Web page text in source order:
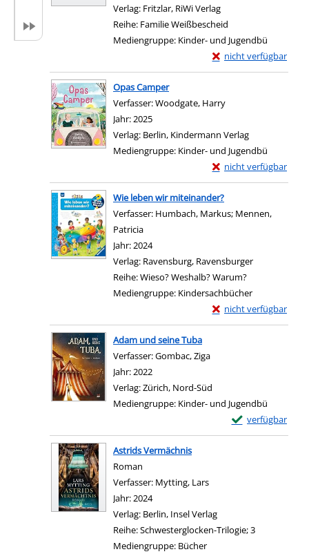
Verlag: Fritzlar, RiWi Verlag
Reihe: Familie Weißbescheid
Mediengruppe: Kinder- und Jugendbü
nicht verfügbar
Exemplar-Details von
Zum Download von
Opas Camper
Verfasser:Woodgate, Harry
Jahr:2025
Verlag: Berlin, Kindermann Verlag
Mediengruppe: Kinder- und Jugendbü
nicht verfügbar
Exemplar-Details von
Zum Download von
Wie leben wir miteinander?
Verfasser: Humbach, Markus; Mennen,
Patricia
Jahr:2024
Verlag: Ravensburg, Ravensburger
Reihe:Wieso? Weshalb? Warum?
Mediengruppe: Kindersachbücher
nicht verfügbar
Exemplar-Details von
Zum Download von
Adam und seine Tuba
Verfasser:Gombac, Ziga
Jahr:2022
Verlag:Zürich, Nord-Süd
Mediengruppe: Kinder- und Jugendbü
verfügbar
Exemplar-Details
Zum Download
Astrids Vermächnis
Roman
Verfasser: Mytting, Lars
Jahr:2024
Verlag: Berlin, Insel Verlag
Reihe:Schwesterglocken-Trilogie; 3
Mediengruppe: Bücher